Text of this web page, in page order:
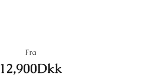
Fra
12,900Dkk